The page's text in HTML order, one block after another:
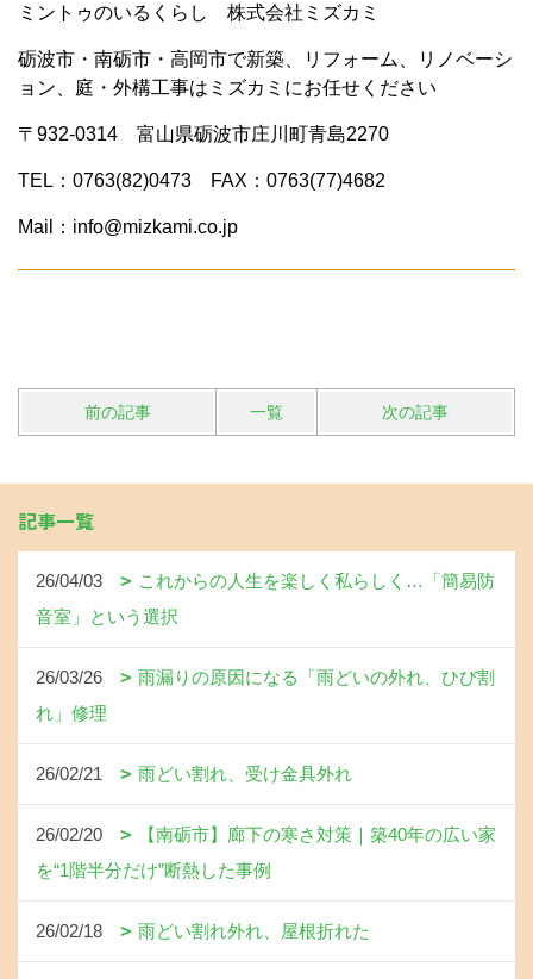
ミントゥのいるくらし 株式会社ミズカミ
砺波市・南砺市・高岡市で新築、リフォーム、リノベーシ
ョン、庭・外構工事はミズカミにお任せください
〒932-0314 富山県砺波市庄川町青島2270
TEL：0763(82)0473 FAX：0763(77)4682
Mail：info@mizkami.co.jp
前の記事 一覧 次の記事
記事一覧
26/04/03
これからの人生を楽しく私らしく…「簡易防
音室」という選択
26/03/26
雨漏りの原因になる「雨どいの外れ、ひび割
れ」修理
26/02/21 雨どい割れ、受け金具外れ
26/02/20
【南砺市】廊下の寒さ対策｜築40年の広い家
を“1階半分だけ”断熱した事例
26/02/18 雨どい割れ外れ、屋根折れた